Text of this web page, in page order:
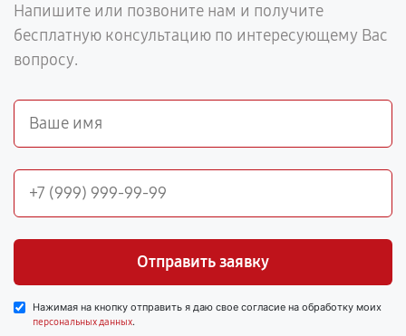
Напишите или позвоните нам и получите
бесплатную консультацию по интересующему Вас
вопросу.
Отправить заявку
Нажимая на кнопку отправить я даю свое согласие на обработку моих
персональных данных.